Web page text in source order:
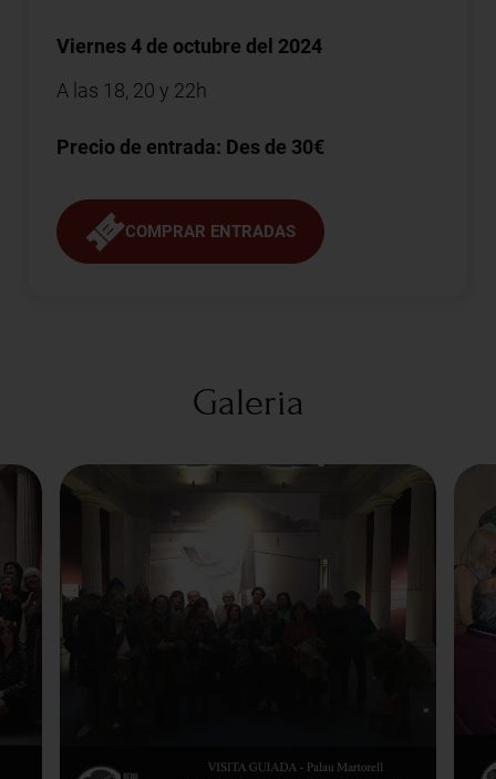
Viernes 4 de octubre del 2024
A las 18, 20 y 22h
Precio de entrada: Des de 30€
COMPRAR ENTRADAS
Galeria